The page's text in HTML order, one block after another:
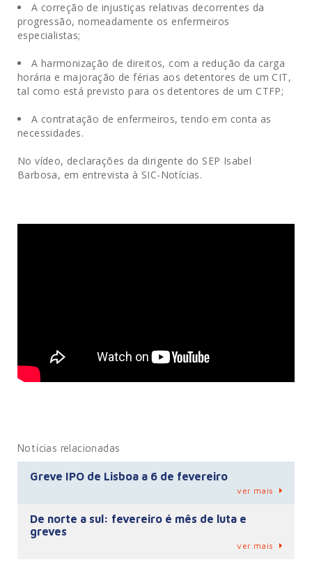
A correção de injustiças relativas decorrentes da
progressão, nomeadamente os enfermeiros
especialistas;
A harmonização de direitos, com a redução da carga
horária e majoração de férias aos detentores de um CIT,
tal como está previsto para os detentores de um CTFP;
A contratação de enfermeiros, tendo em conta as
necessidades.
No vídeo, declarações da dirigente do SEP Isabel
Barbosa, em entrevista à SIC-Notícias.
Notícias relacionadas
Greve IPO de Lisboa a 6 de fevereiro
ver mais
De norte a sul: fevereiro é mês de luta e
greves
ver mais